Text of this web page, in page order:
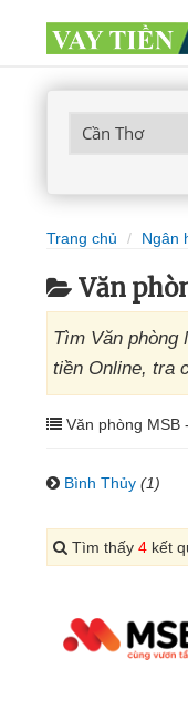
Trang chủ Ngân
Văn
Tìm Văn phòng
tiền Online, tra
Văn phòng MSB
Bình Thủy (1)
Tìm thấy 4 kết